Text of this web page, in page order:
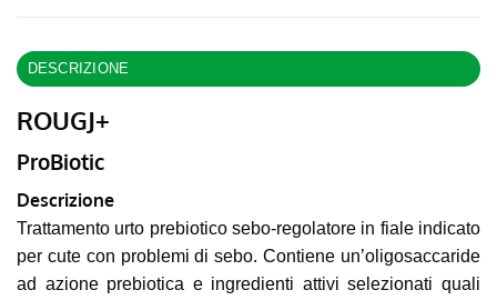
DESCRIZIONE
ROUGJ+
ProBiotic
Descrizione
Trattamento urto prebiotico sebo-regolatore in fiale indicato
per cute con problemi di sebo. Contiene un’oligosaccaride
ad azione prebiotica e ingredienti attivi selezionati quali